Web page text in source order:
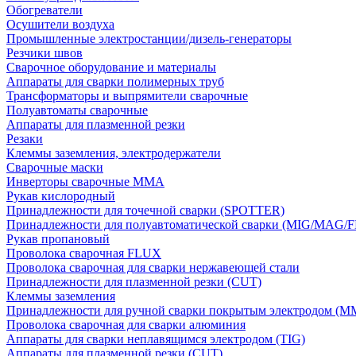
Обогреватели
Осушители воздуха
Промышленные электростанции/дизель-генераторы
Резчики швов
Сварочное оборудование и материалы
Аппараты для сварки полимерных труб
Трансформаторы и выпрямители сварочные
Полуавтоматы сварочные
Аппараты для плазменной резки
Резаки
Клеммы заземления, электродержатели
Сварочные маски
Инверторы сварочные ММА
Рукав кислородный
Принадлежности для точечной сварки (SPOTTER)
Принадлежности для полуавтоматической сварки (MIG/MAG/
Рукав пропановый
Проволока сварочная FLUX
Проволока сварочная для сварки нержавеющей стали
Принадлежности для плазменной резки (CUT)
Клеммы заземления
Принадлежности для ручной сварки покрытым электродом
Проволока сварочная для сварки алюминия
Аппараты для сварки неплавящимся электродом (TIG)
Аппараты для плазменной резки (CUT)